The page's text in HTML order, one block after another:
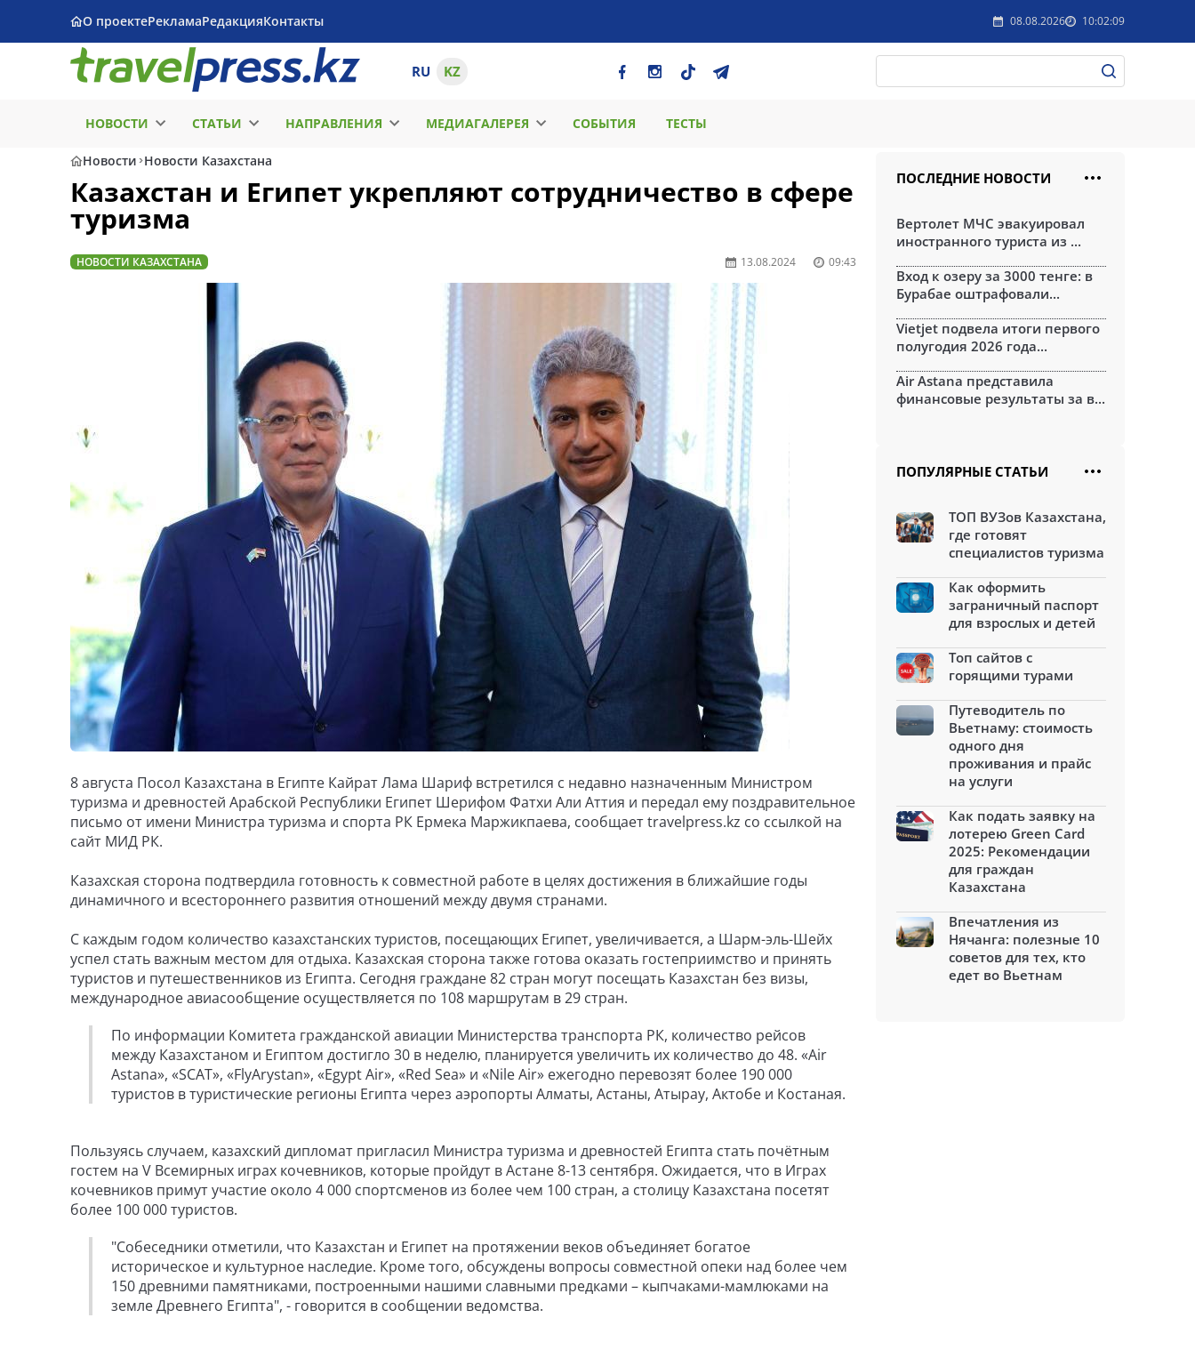
О проектеРекламаРедакцияКонтакты 08.08.2026 10:02:09
RU KZ
НОВОСТИ СТАТЬИ НАПРАВЛЕНИЯ МЕДИАГАЛЕРЕЯ СОБЫТИЯ ТЕСТЫ
Новости Новости Казахстана
Казахстан и Египет укрепляют сотрудничество в сфере
туризма
НОВОСТИ КАЗАХСТАНА 13.08.2024 09:43
8 августа Посол Казахстана в Египте Кайрат Лама Шариф встретился с недавно назначенным Министром
туризма и древностей Арабской Республики Египет Шерифом Фатхи Али Аттия и передал ему поздравительное
письмо от имени Министра туризма и спорта РК Ермека Маржикпаева, сообщает travelpress.kz со ссылкой на
сайт МИД РК.
Казахская сторона подтвердила готовность к совместной работе в целях достижения в ближайшие годы
динамичного и всестороннего развития отношений между двумя странами.
С каждым годом количество казахстанских туристов, посещающих Египет, увеличивается, а Шарм-эль-Шейх
успел стать важным местом для отдыха. Казахская сторона также готова оказать гостеприимство и принять
туристов и путешественников из Египта. Сегодня граждане 82 стран могут посещать Казахстан без визы,
международное авиасообщение осуществляется по 108 маршрутам в 29 стран.
По информации Комитета гражданской авиации Министерства транспорта РК, количество рейсов
между Казахстаном и Египтом достигло 30 в неделю, планируется увеличить их количество до 48. «Air
Astana», «SCAT», «FlyArystan», «Egypt Air», «Red Sea» и «Nile Air» ежегодно перевозят более 190 000
туристов в туристические регионы Египта через аэропорты Алматы, Астаны, Атырау, Актобе и Костаная.
Пользуясь случаем, казахский дипломат пригласил Министра туризма и древностей Египта стать почётным
гостем на V Всемирных играх кочевников, которые пройдут в Астане 8-13 сентября. Ожидается, что в Играх
кочевников примут участие около 4 000 спортсменов из более чем 100 стран, а столицу Казахстана посетят
более 100 000 туристов.
"Собеседники отметили, что Казахстан и Египет на протяжении веков объединяет богатое
историческое и культурное наследие. Кроме того, обсуждены вопросы совместной опеки над более чем
150 древними памятниками, построенными нашими славными предками – кыпчаками-мамлюками на
земле Древнего Египта", - говорится в сообщении ведомства.
ПОСЛЕДНИЕ НОВОСТИ
Вертолет МЧС эвакуировал
иностранного туриста из ...
Вход к озеру за 3000 тенге: в
Бурабае оштрафовали...
Vietjet подвела итоги первого
полугодия 2026 года...
Air Astana представила
финансовые результаты за в...
ПОПУЛЯРНЫЕ СТАТЬИ
ТОП ВУЗов Казахстана,
где готовят
специалистов туризма
Как оформить
заграничный паспорт
для взрослых и детей
Топ сайтов с
горящими турами
Путеводитель по
Вьетнаму: стоимость
одного дня
проживания и прайс
на услуги
Как подать заявку на
лотерею Green Card
2025: Рекомендации
для граждан
Казахстана
Впечатления из
Нячанга: полезные 10
советов для тех, кто
едет во Вьетнам